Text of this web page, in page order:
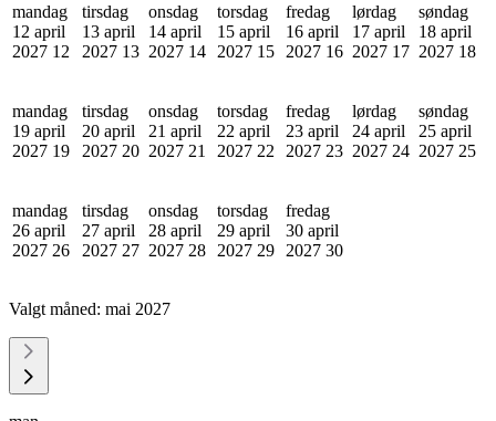
mandag
12 april
2027 12
tirsdag
13 april
2027 13
onsdag
14 april
2027 14
torsdag
15 april
2027 15
fredag
16 april
2027 16
lørdag
17 april
2027 17
søndag
18 april
2027 18
mandag
19 april
2027 19
tirsdag
20 april
2027 20
onsdag
21 april
2027 21
torsdag
22 april
2027 22
fredag
23 april
2027 23
lørdag
24 april
2027 24
søndag
25 april
2027 25
mandag
26 april
2027 26
tirsdag
27 april
2027 27
onsdag
28 april
2027 28
torsdag
29 april
2027 29
fredag
30 april
2027 30
Valgt måned: mai 2027